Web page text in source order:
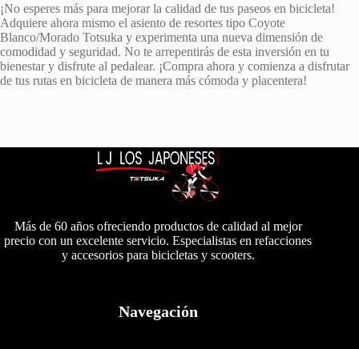
¡No esperes más para mejorar la calidad de tus paseos en bicicleta!
Adquiere ahora mismo el asiento de resortes tipo Coyote
Blanco/Morado Totsuka y experimenta una nueva dimensión de
comodidad y seguridad. No te arrepentirás de esta inversión en tu
bienestar y disfrute al pedalear. ¡Compra ahora y comienza a disfrutar
de tus rutas en bicicleta de manera más cómoda y placentera!
Más de 60 años ofreciendo productos de calidad al mejor
precio con un excelente servicio. Especialistas en refacciones
y accesorios para bicicletas y scooters.
Navegación